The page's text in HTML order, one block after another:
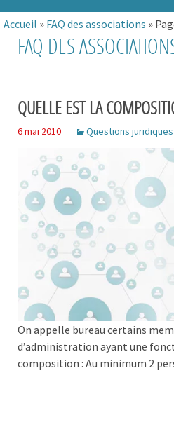
Accueil » FAQ des associations »
FAQ DES
QUELLE EST LA
6 mai 2010 Questions juridiques
On appelle bureau certains
d’administration ayant une
composition : Au minimum 2